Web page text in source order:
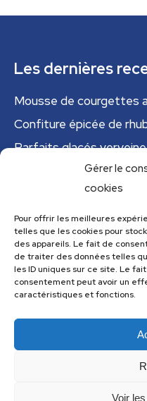
Gérer le
cookies
Pour offrir les meilleures
telles que les cookies pour
des appareils. Le fait de
de traiter des données telles
les ID uniques sur ce site. Le
consentement peut avoir un
caractéristiques et fonctions.
Voir
Les dernières
Mousse de courgettes
Confiture épicée de
Parfaits glacés
Tajine tunisien à la
Cannelloni de courgettes
Menu
Menu
Les recettes de cuisine.com
surveiller l'accessibilité de